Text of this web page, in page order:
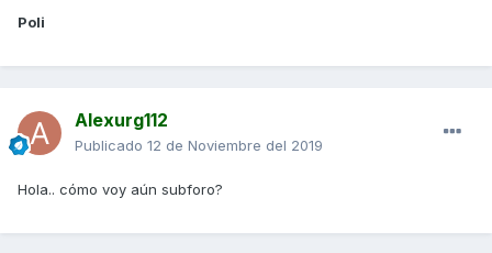
Poli
Alexurg112
Publicado 12 de Noviembre del 2019
Hola.. cómo voy aún subforo?